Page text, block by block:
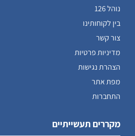
נוהל 126
בין לקוחותינו
צור קשר
מדיניות פרטיות
הצהרת נגישות
מפת אתר
התחברות
מקררים תעשייתיים